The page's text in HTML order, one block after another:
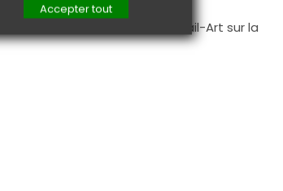
French.
désirez faire une création Nail-Art sur la
Accepter tout